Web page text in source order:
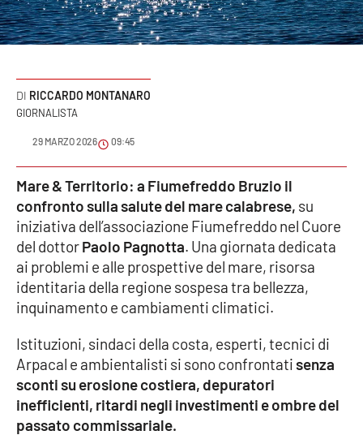
Cultura
Meteo
Editoriali
VIDEO
Ambiente
Cronaca
Economia e Lavoro
Politica
RICCARDO MONTANARO
GIORNALISTA
29 MARZO 2026 09:45
Mare & Territorio: a Fiumefreddo Bruzio il
confronto sulla salute del mare calabrese, su
iniziativa dell’associazione Fiumefreddo nel Cuore
del dottorPaolo Pagnotta. Una giornata dedicata
ai problemi e alle prospettive del mare, risorsa
identitaria della regione sospesa tra bellezza,
inquinamento e cambiamenti climatici.
Istituzioni, sindaci della costa, esperti, tecnici di
Arpacal e ambientalisti si sono confrontatisenza
sconti su erosione costiera, depuratori
inefficienti, ritardi negli investimenti e ombre del
passato commissariale.